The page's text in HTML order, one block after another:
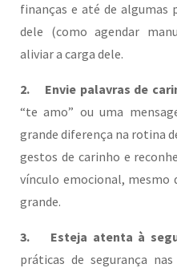
finanças e até de algumas
dele (como agendar
aliviar a carga dele.
2. Envie palavras de
“te amo” ou uma
grande diferença na rotina
gestos de carinho e
vínculo emocional, mesmo
grande.
3. Esteja atenta à
práticas de segurança